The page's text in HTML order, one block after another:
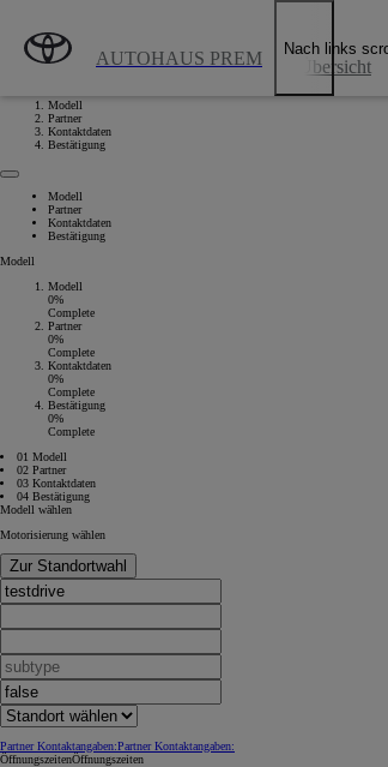
AUTOHAUS PREM Übersicht
Nach links
Modell
Partner
Kontaktdaten
Bestätigung
Modell
Partner
Kontaktdaten
Bestätigung
Modell
Modell
0%
Complete
Partner
0%
Complete
Kontaktdaten
0%
Complete
Bestätigung
0%
Complete
01 Modell
02 Partner
03 Kontaktdaten
04 Bestätigung
Modell wählen
Motorisierung wählen
Zur Standortwahl
Partner Kontaktangaben:Partner Kontaktangaben:
ÖffnungszeitenÖffnungszeiten